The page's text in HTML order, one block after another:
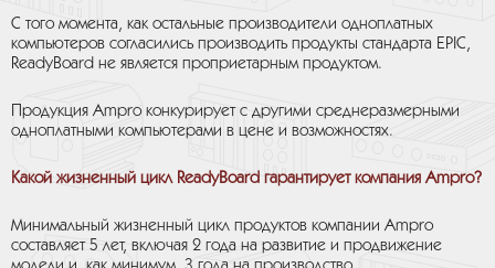
С того момента, как остальные производители одноплатных
компьютеров согласились производить продукты стандарта EPIC,
ReadyBoard не является проприетарным продуктом.
Продукция Ampro конкурирует с другими среднеразмерными
одноплатными компьютерами в цене и возможностях.
Какой жизненный цикл ReadyBoard гарантирует компания Ampro?
Минимальный жизненный цикл продуктов компании Ampro
составляет 5 лет, включая 2 года на развитие и продвижение